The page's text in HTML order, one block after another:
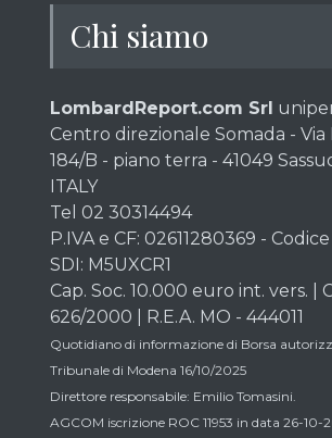
Chi siamo
LombardReport.com Srl
Centro direzionale Somada - Via
184/B - piano terra - 41049
ITALY
Tel 02 30314494
P.IVA e CF: 02611280369 -
SDI: M5UXCR1
Cap. Soc. 10.000 euro int. vers. |
626/2000 | R.E.A. MO - 444011
Quotidiano di informazione di Borsa
Tribunale di Modena 16/10/2025
Direttore responsabile: Emilio Tomasini.
AGCOM iscrizione ROC 11953 in data 26-10-